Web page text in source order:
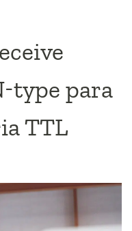
type para
TTL